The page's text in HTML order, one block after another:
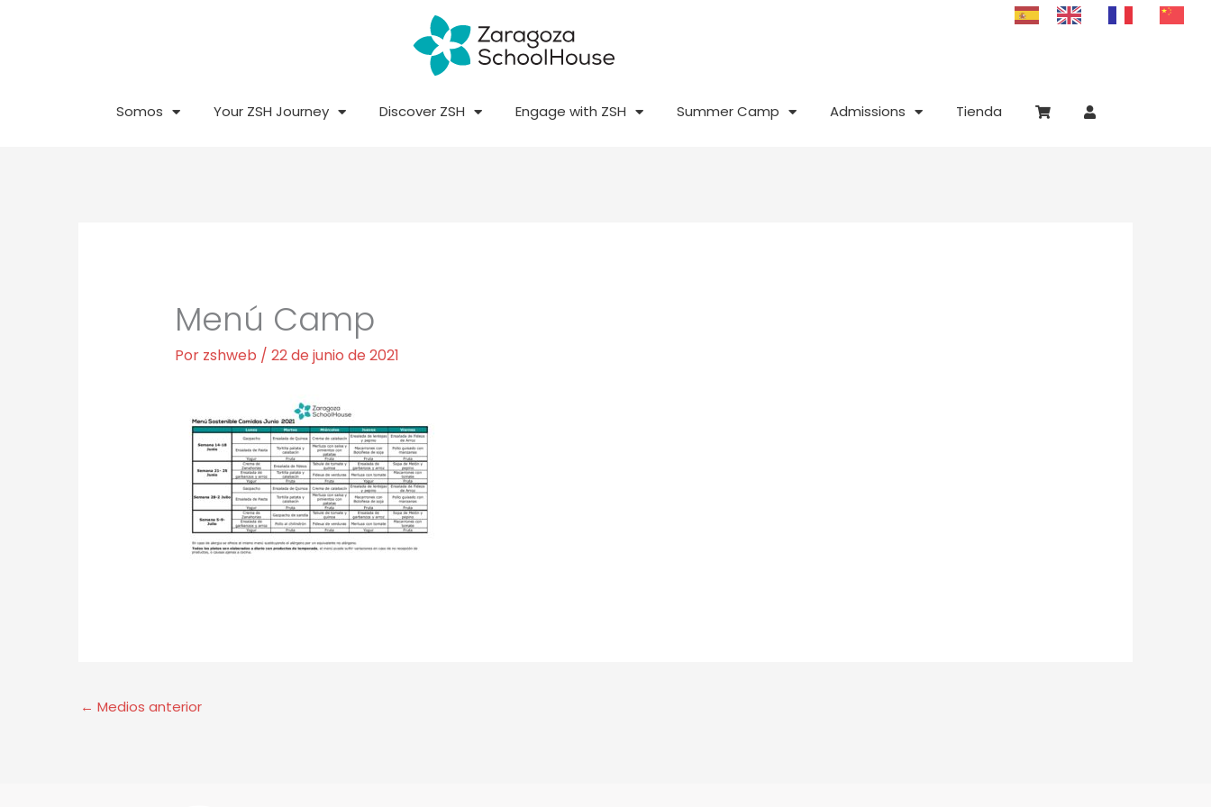
Somos Your ZSH Journey Discover ZSH Engage with ZSH Summer Camp Admissions Tienda
Menú Camp
Por zshweb / 22 de junio de 2021
← Medios anterior